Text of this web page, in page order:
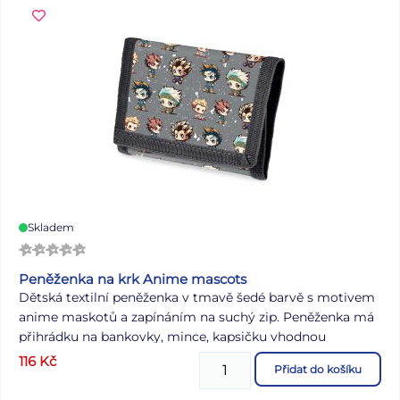
Skladem
Peněženka na krk Anime mascots
Dětská textilní peněženka v tmavě šedé barvě s motivem
anime maskotů a zapínáním na suchý zip. Peněženka má
přihrádku na bankovky, mince, kapsičku vhodnou
například na jízdenky a také kapsičku s průhledným
okýnkem o velikosti kreditní karty. Peněženka má kovový
116 Kč Přidat do košíku